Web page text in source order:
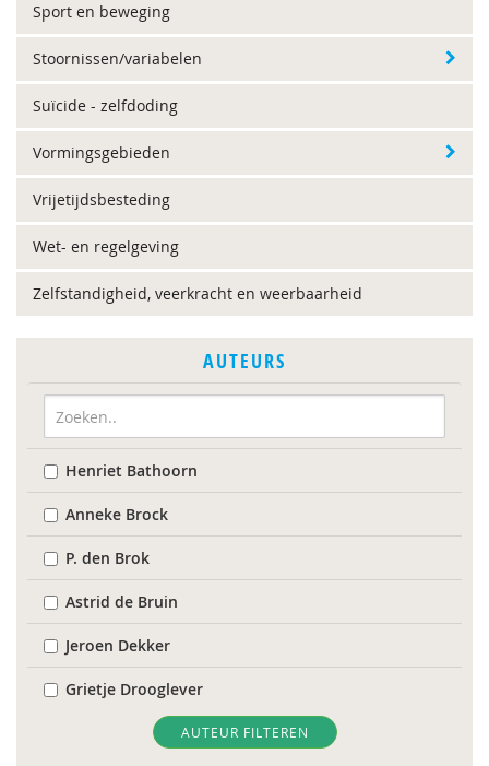
Sport en beweging
Stoornissen/variabelen
Suïcide - zelfdoding
Vormingsgebieden
Vrijetijdsbesteding
Wet- en regelgeving
Zelfstandigheid, veerkracht en weerbaarheid
AUTEURS
Henriet Bathoorn
Anneke Brock
P. den Brok
Astrid de Bruin
Jeroen Dekker
Grietje Drooglever
AUTEUR FILTEREN